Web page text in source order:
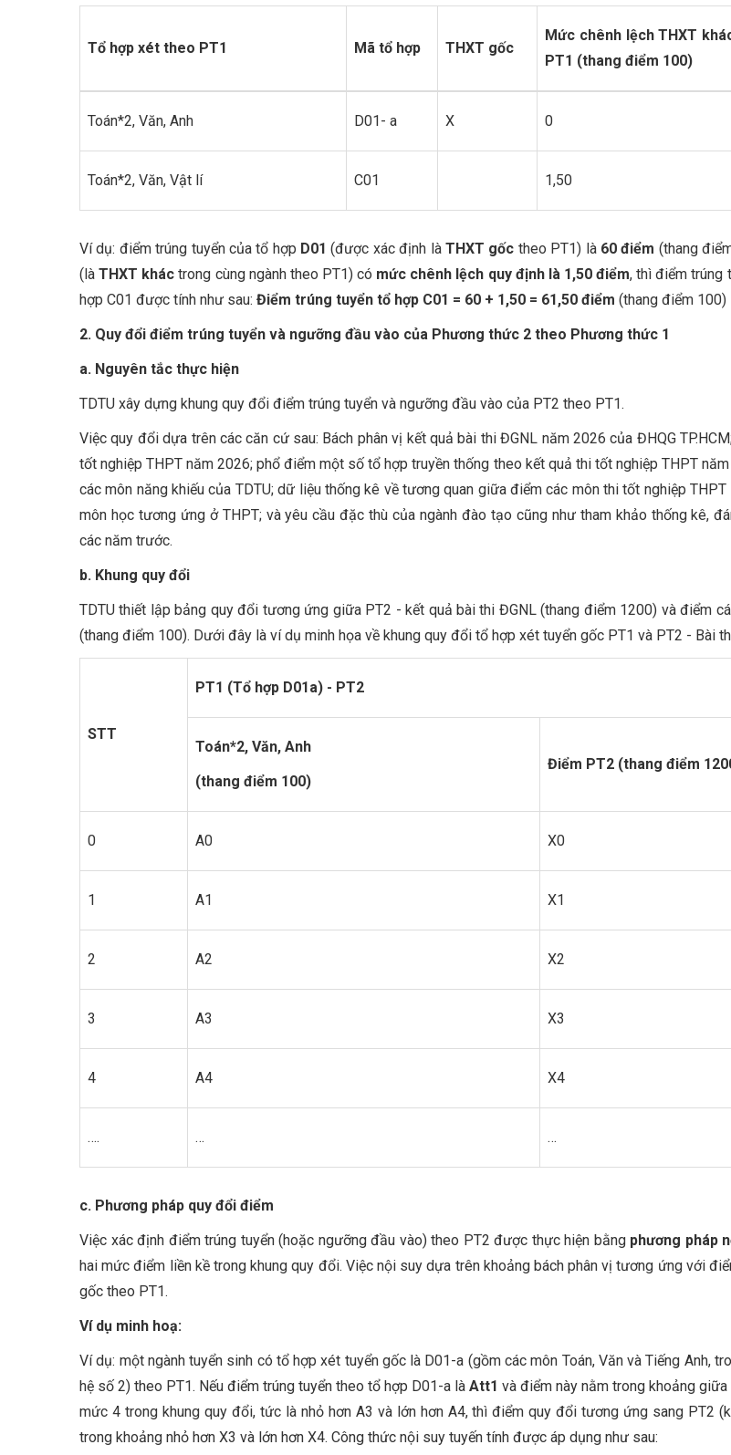
Tổ hợp xét theo PT1 Mã tổ hợp THXT gốc
Mức chênh lệch THXT
PT1 (thang điểm 100)
Toán*2, Văn, Anh D01- a X 0
Toán*2, Văn, Vật lí C01 1,50
Ví dụ: điểm trúng tuyển của tổ hợp D01 (được xác định làTHXT gốc theo PT1) là 60 điểm (thang
(làTHXT khác trong cùng ngành theo PT1) có mức chênh lệch quy định là 1,50 điểm, thì điểm trúng
hợp C01 được tính như sau: Điểm trúng tuyển tổ hợp C01 = 60 + 1,50 = 61,50 điểm (thang điểm 100)
2. Quy đổi điểm trúng tuyển và ngưỡng đầu vào của Phương thức 2 theo Phương thức 1
a. Nguyên tắc thực hiện
TDTU xây dựng khung quy đổi điểm trúng tuyển và ngưỡng đầu vào của PT2 theo PT1.
Việc quy đổi dựa trên các căn cứ sau: Bách phân vị kết quả bài thi ĐGNL năm 2026 của ĐHQG
tốt nghiệp THPT năm 2026; phổ điểm một số tổ hợp truyền thống theo kết quả thi tốt nghiệp THPT
các môn năng khiếu của TDTU; dữ liệu thống kê về tương quan giữa điểm các môn thi tốt nghiệp
môn học tương ứng ở THPT; và yêu cầu đặc thù của ngành đào tạo cũng như tham khảo thống kê,
các năm trước.
b. Khung quy đổi
TDTU thiết lập bảng quy đổi tương ứng giữa PT2 - kết quả bài thi ĐGNL (thang điểm 1200) và điểm
(thang điểm 100). Dưới đây là ví dụ minh họa về khung quy đổi tổ hợp xét tuyển gốc PT1 và PT2 - Bài
STT
PT1 (Tổ hợp D01a) - PT2
Toán*2, Văn, Anh
(thang điểm 100)
Điểm PT2 (thang điểm
0 A0 X0
1 A1 X1
2 A2 X2
3 A3 X3
4 A4 X4
…. … …
c. Phương pháp quy đổi điểm
Việc xác định điểm trúng tuyển (hoặc ngưỡng đầu vào) theo PT2 được thực hiện bằng phương pháp
hai mức điểm liền kề trong khung quy đổi. Việc nội suy dựa trên khoảng bách phân vị tương ứng với
gốc theo PT1.
Ví dụ minh hoạ:
Ví dụ: một ngành tuyển sinh có tổ hợp xét tuyển gốc là D01-a (gồm các môn Toán, Văn và Tiếng Anh,
hệ số 2) theo PT1. Nếu điểm trúng tuyển theo tổ hợp D01-a là Att1 và điểm này nằm trong khoảng
mức 4 trong khung quy đổi, tức là nhỏ hơn A3 và lớn hơn A4, thì điểm quy đổi tương ứng sang PT2
trong khoảng nhỏ hơn X3 và lớn hơn X4. Công thức nội suy tuyến tính được áp dụng như sau: